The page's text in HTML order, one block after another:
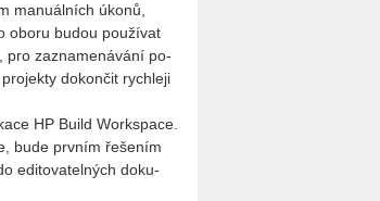
ma­nu­ál­ních úkonů,
oboru budou po­u­ží­vat
pro za­zna­me­ná­vá­ní po­
do­kon­čit rych­le­ji
HP Build Workspa­ce.
bude prv­ním ře­še­ním
edi­to­va­tel­ných do­ku­